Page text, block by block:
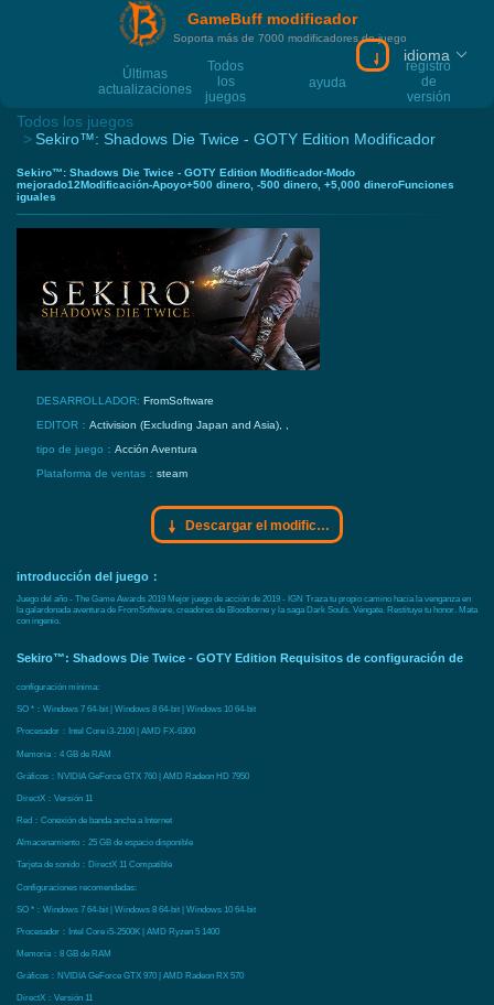
GameBuff modificador
Soporta más de 7000 modificadores de juego
Últimas
actualizaciones
Todos
los
juegos
ayuda
registro
de
versión
Descargar el
idioma
Todos los juegos
Sekiro™: Shadows Die Twice - GOTY Edition Modificador
Sekiro™: Shadows Die Twice - GOTY Edition Modificador-Modo
mejorado12Modificación-Apoyo+500 dinero, -500 dinero, +5,000 dineroFunciones
iguales
DESARROLLADOR: FromSoftware
EDITOR： Activision (Excluding Japan and Asia), ,
tipo de juego： Acción Aventura
Plataforma de ventas： steam
Descargar el modificador Gamebuff
introducción del juego：
Juego del año - The Game Awards 2019 Mejor juego de acción de 2019 - IGN Traza tu propio camino hacia la venganza en
la galardonada aventura de FromSoftware, creadores de Bloodborne y la saga Dark Souls. Véngate. Restituye tu honor. Mata
con ingenio.
Sekiro™: Shadows Die Twice - GOTY Edition Requisitos de configuración de
configuración mínima:
SO *：Windows 7 64-bit | Windows 8 64-bit | Windows 10 64-bit
Procesador：Intel Core i3-2100 | AMD FX-6300
Memoria：4 GB de RAM
Gráficos：NVIDIA GeForce GTX 760 | AMD Radeon HD 7950
DirectX：Versión 11
Red：Conexión de banda ancha a Internet
Almacenamiento：25 GB de espacio disponible
Tarjeta de sonido：DirectX 11 Compatible
Configuraciones recomendadas:
SO *：Windows 7 64-bit | Windows 8 64-bit | Windows 10 64-bit
Procesador：Intel Core i5-2500K | AMD Ryzen 5 1400
Memoria：8 GB de RAM
Gráficos：NVIDIA GeForce GTX 970 | AMD Radeon RX 570
DirectX：Versión 11